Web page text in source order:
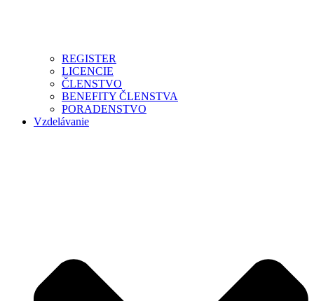
REGISTER
LICENCIE
ČLENSTVO
BENEFITY ČLENSTVA
PORADENSTVO
Vzdelávanie